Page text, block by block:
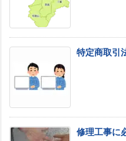
特定商取引
修理工事に